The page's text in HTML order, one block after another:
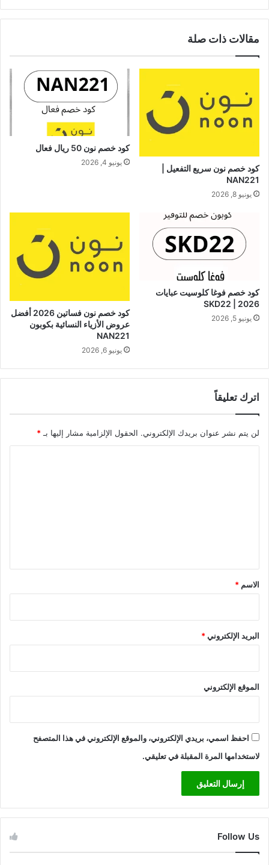
مقالات ذات صلة
كود خصم نون سريع التفعيل |
NAN221
يونيو 8, 2026
كود خصم نون 50 ريال فعال
يونيو 4, 2026
كود خصم فوغا كلوسيت عبايات
2026 | SKD22
يونيو 5, 2026
كود خصم نون فساتين 2026 أفضل
عروض الأزياء النسائية بكوبون
NAN221
يونيو 6, 2026
اترك تعليقاً
لن يتم نشر عنوان بريدك الإلكتروني. الحقول الإلزامية مشار إليها بـ *
*
الاسم *
البريد الإلكتروني*
الموقع الإلكتروني
احفظ اسمي، بريدي الإلكتروني، والموقع الإلكتروني في هذا المتصفح
لاستخدامها المرة المقبلة في تعليقي.
Follow Us